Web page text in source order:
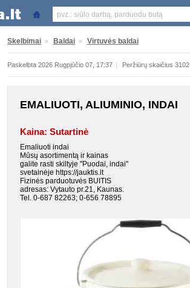
Skelbimai » Baldai » Virtuvės baldai
Paskelbta 2026 Rugpjūčio 07, 17:37 | Peržiūrų skaičius 3102
EMALIUOTI, ALIUMINIO, INDAI
Kaina: Sutartinė
Emaliuoti indai
Mūsų asortimentą ir kainas
galite rasti skiltyje ''Puodai, indai''
svetainėje https://jauktis.lt
Fizinės parduotuvės BUITIS
adresas: Vytauto pr.21, Kaunas.
Tel. 0-687 82263; 0-656 78895